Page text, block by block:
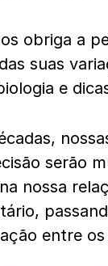
obriga a
suas
e
serão
nossa
entre os